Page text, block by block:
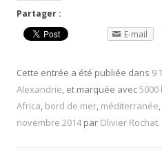
Partager :
E-mail
Cette entrée a été publiée dans 9
Alexandrie , et marquée avec5000
Africa bord de mer méditerranée
novembre 2014 par Olivier Rochat.